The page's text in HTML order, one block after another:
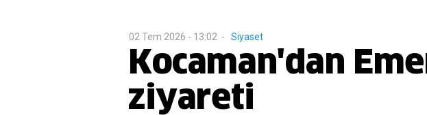
02 Tem 2026 - 13:02 - Siyaset
Kocaman'dan
ziyareti